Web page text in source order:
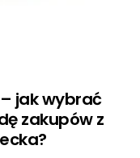
jak wybrać
zakupów z